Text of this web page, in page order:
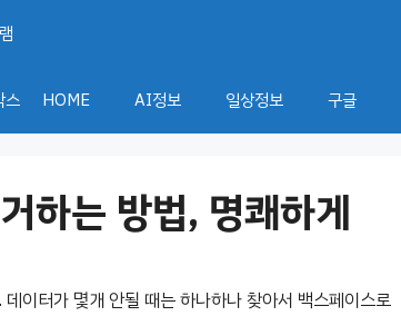
스 HOME AI정보 일상정보 구글
하는 방법, 명쾌하게
이터가 몇개 안될 때는 하나하나 찾아서 백스페이스로